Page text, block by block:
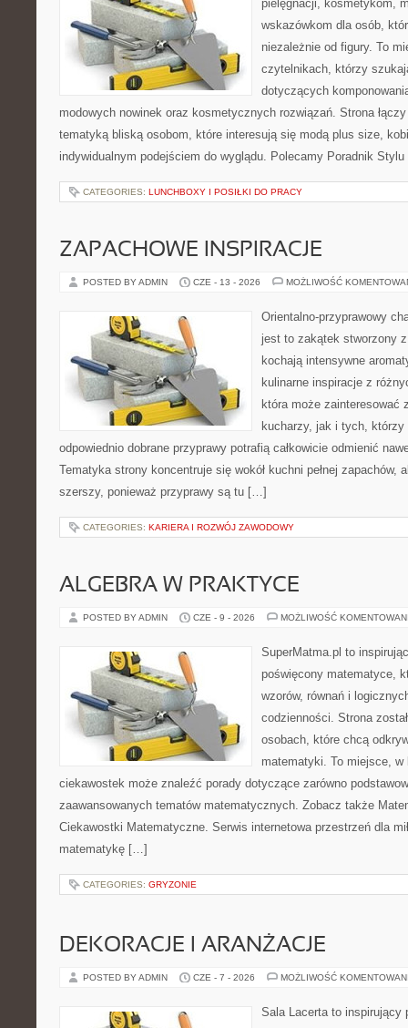
pielęgnacji, kosmetykom,
wskazówkom dla osób,
niezależnie od figury. To
czytelnikach, którzy
dotyczących
modowych nowinek oraz kosmetycznych rozwiązań. Strona
tematyką bliską osobom, które interesują się modą plus size,
indywidualnym podejściem do wyglądu. Polecamy Poradnik
CATEGORIES: LUNCHBOXY I POSIŁKI DO PRACY
ZAPACHOWE INSPIRACJE
POSTED BY ADMIN CZE - 13 - 2026 MOŻLIWOŚĆ
Orientalno-przyprawowy
jest to zakątek stworzony
kochają intensywne
kulinarne inspiracje z
która może zainteresować
kucharzy, jak i tych, którzy
odpowiednio dobrane przyprawy potrafią całkowicie odmienić
Tematyka strony koncentruje się wokół kuchni pełnej zapachów,
szerszy, ponieważ przyprawy są tu […]
CATEGORIES: KARIERA I ROZWÓJ ZAWODOWY
ALGEBRA W PRAKTYCE
POSTED BY ADMIN CZE - 9 - 2026 MOŻLIWOŚĆ
SuperMatma.pl to
poświęcony matematyce,
wzorów, równań i
codzienności. Strona
osobach, które chcą
matematyki. To miejsce,
ciekawostek może znaleźć porady dotyczące zarówno
zaawansowanych tematów matematycznych. Zobacz także
Ciekawostki Matematyczne. Serwis internetowa przestrzeń dla
matematykę […]
CATEGORIES: GRYZONIE
DEKORACJE I ARANŻACJE
POSTED BY ADMIN CZE - 7 - 2026 MOŻLIWOŚĆ
Sala Lacerta to inspirujący